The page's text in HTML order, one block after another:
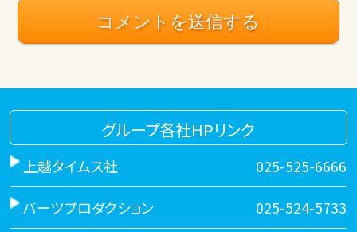
グループ各社HPリンク
上越タイムス社 025-525-6666
バーツプロダクション 025-524-5733